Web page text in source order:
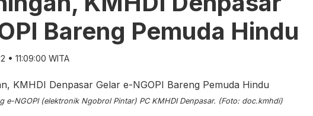
Bareng Pemuda Hindu
• 11:09:00 WITA
e-NGOPI (elektronik Ngobrol Pintar) PC KMHDI Denpasar. (Foto: doc.kmhdi)